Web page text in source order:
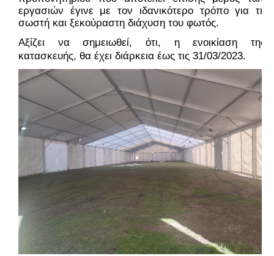
εργασιών έγινε με τον ιδανικότερο τρόπο για τη
σωστή και ξεκούραστη διάχυση του φωτός.
Αξίζει να σημειωθεί, ότι, η ενοικίαση της
κατασκευής, θα έχει διάρκεια έως τις 31/03/2023.